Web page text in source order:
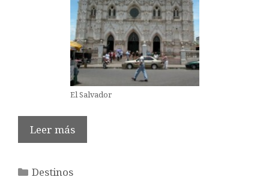
El Salvador
Leer más
Categorías
Destinos